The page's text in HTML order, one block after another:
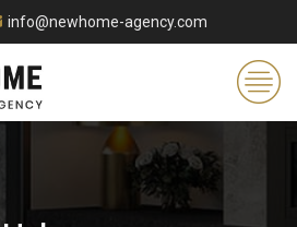
info@newhome-agency.com